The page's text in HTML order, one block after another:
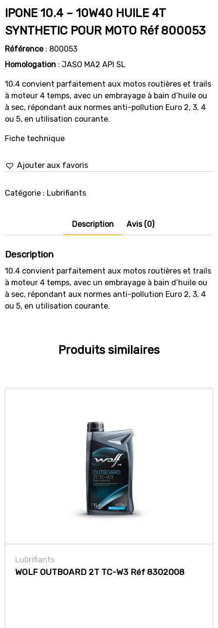
IPONE 10.4 – 10W40 HUILE 4T
SYNTHETIC POUR MOTO Réf 800053
Référence: 800053
Homologation : JASO MA2 API SL
10.4 convient parfaitement aux motos routières et trails
à moteur 4 temps, avec un embrayage à bain d’huile ou
à sec, répondant aux normes anti-pollution Euro 2, 3, 4
ou 5, en utilisation courante.
Fiche technique
Ajouter aux favoris
Catégorie : Lubrifiants
Description Avis (0)
Description
10.4 convient parfaitement aux motos routières et trails
à moteur 4 temps, avec un embrayage à bain d’huile ou
à sec, répondant aux normes anti-pollution Euro 2, 3, 4
ou 5, en utilisation courante.
Produits similaires
Lubrifiants
WOLF OUTBOARD 2T TC-W3 Réf 8302008